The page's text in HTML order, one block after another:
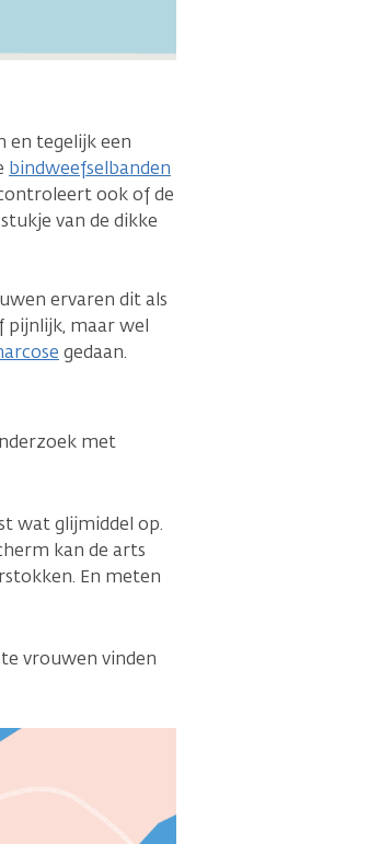
en tegelijk een
bindweefselbanden
ook of de
van de dikke
ervaren dit als
pijnlijk, maar wel
gedaan.
met
wat glijmiddel op.
kan de arts
En meten
vrouwen vinden